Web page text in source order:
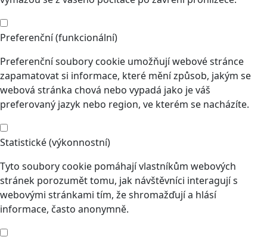
Preferenční (funkcionální)
Preferenční soubory cookie umožňují webové stránce
zapamatovat si informace, které mění způsob, jakým se
webová stránka chová nebo vypadá jako je váš
preferovaný jazyk nebo region, ve kterém se nacházíte.
Statistické (výkonnostní)
Tyto soubory cookie pomáhají vlastníkům webových
stránek porozumět tomu, jak návštěvníci interagují s
webovými stránkami tím, že shromažďují a hlásí
informace, často anonymně.